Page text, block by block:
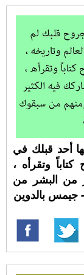
أحد قبلك في
وتقرأه ،
من البشر من
جيمس بالدوين